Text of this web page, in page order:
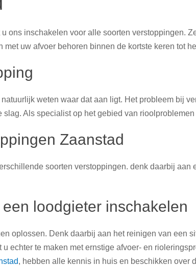
ons inschakelen voor alle soorten verstoppingen.
uw afvoer behoren binnen de kortste keren tot
weten waar dat aan ligt. Het probleem bij
Als specialist op het gebied van
Zaanstad
soorten verstoppingen. denk daarbij aan
loodgieter inschakelen
oplossen. Denk daarbij aan het reinigen van een
echter te maken met ernstige afvoer- en
, hebben alle kennis in huis en beschikken over